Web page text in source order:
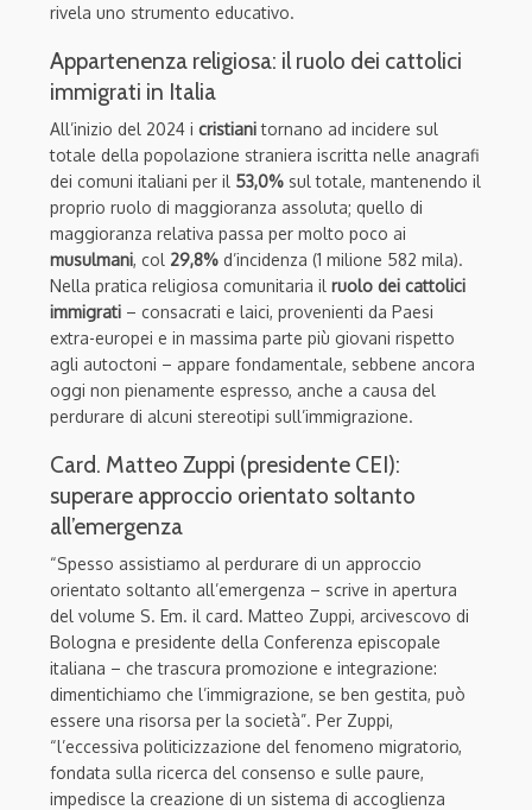
rivela uno strumento educativo.
Appartenenza religiosa: il ruolo dei cattolici
immigrati in Italia
All’inizio del 2024 i cristianitornano ad incidere sul
totale della popolazione straniera iscritta nelle anagrafi
dei comuni italiani per il 53,0% sul totale, mantenendo il
proprio ruolo di maggioranza assoluta; quello di
maggioranza relativa passa per molto poco ai
musulmani, col 29,8% d’incidenza (1 milione 582 mila).
Nella pratica religiosa comunitaria il ruolo dei cattolici
immigrati – consacrati e laici, provenienti da Paesi
extra-europei e in massima parte più giovani rispetto
agli autoctoni – appare fondamentale, sebbene ancora
oggi non pienamente espresso, anche a causa del
perdurare di alcuni stereotipi sull’immigrazione.
Card. Matteo Zuppi (presidente CEI):
superare approccio orientato soltanto
all’emergenza
“Spesso assistiamo al perdurare di un approccio
orientato soltanto all’emergenza – scrive in apertura
del volume S. Em. il card. Matteo Zuppi, arcivescovo di
Bologna e presidente della Conferenza episcopale
italiana – che trascura promozione e integrazione:
dimentichiamo che l’immigrazione, se ben gestita, può
essere una risorsa per la società”. Per Zuppi,
“l’eccessiva politicizzazione del fenomeno migratorio,
fondata sulla ricerca del consenso e sulle paure,
impedisce la creazione di un sistema di accoglienza